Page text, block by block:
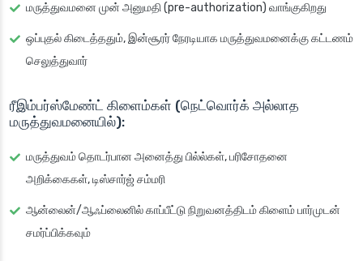
மருத்துவமனை முன் அனுமதி (pre-authorization) வாங்குகிறது
ஒப்புதல் கிடைத்ததும், இன்சூரர் நேரடியாக மருத்துவமனைக்கு கட்டணம்
செலுத்துவார்
ரீஇம்பர்ஸ்‌மேண்ட் கிளைம்கள் (நெட்வொர்க் அல்லாத
மருத்துவமனையில்):
மருத்துவம் தொடர்பான அனைத்து பில்ல்கள், பரிசோதனை
அறிக்கைகள், டிஸ்சார்ஜ் சம்மரி
ஆன்லைன்/ஆஃப்லைனில் காப்பீட்டு நிறுவனத்திடம் கிளைம் பார்முடன்
சமர்ப்பிக்கவும்